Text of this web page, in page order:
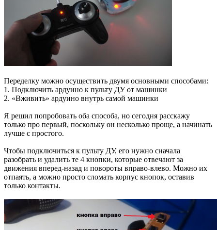
Переделку можно осуществить двумя основными способами:
1. Подключить ардуино к пульту ДУ от машинки
2. «Вживить» ардуино внутрь самой машинки
Я решил попробовать оба способа, но сегодня расскажу
только про первый, поскольку он несколько проще, а начинать
лучше с простого.
Чтобы подключиться к пульту ДУ, его нужно сначала
разобрать и удалить те 4 кнопки, которые отвечают за
движения вперед-назад и повороты вправо-влево. Можно их
отпаять, а можно просто сломать корпус кнопок, оставив
только контакты.